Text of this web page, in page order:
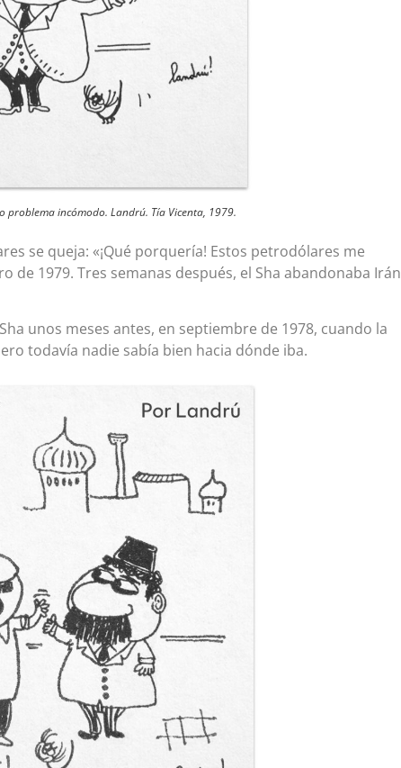
problema incómodo. Landrú. Tía Vicenta, 1979.
se queja: «¡Qué porquería! Estos petrodólares me
de 1979. Tres semanas después, el Sha abandonaba Irán
unos meses antes, en septiembre de 1978, cuando la
todavía nadie sabía bien hacia dónde iba.